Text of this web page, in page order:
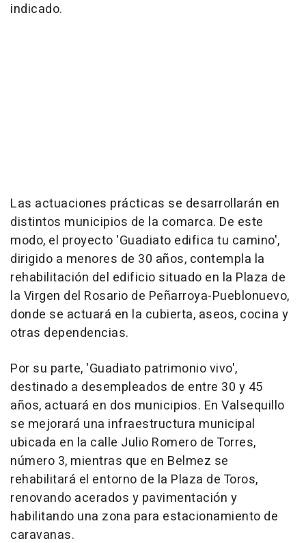
indicado.
Las actuaciones prácticas se desarrollarán en
distintos municipios de la comarca. De este
modo, el proyecto 'Guadiato edifica tu camino',
dirigido a menores de 30 años, contempla la
rehabilitación del edificio situado en la Plaza de
la Virgen del Rosario de Peñarroya-Pueblonuevo,
donde se actuará en la cubierta, aseos, cocina y
otras dependencias.
Por su parte, 'Guadiato patrimonio vivo',
destinado a desempleados de entre 30 y 45
años, actuará en dos municipios. En Valsequillo
se mejorará una infraestructura municipal
ubicada en la calle Julio Romero de Torres,
número 3, mientras que en Belmez se
rehabilitará el entorno de la Plaza de Toros,
renovando acerados y pavimentación y
habilitando una zona para estacionamiento de
caravanas.